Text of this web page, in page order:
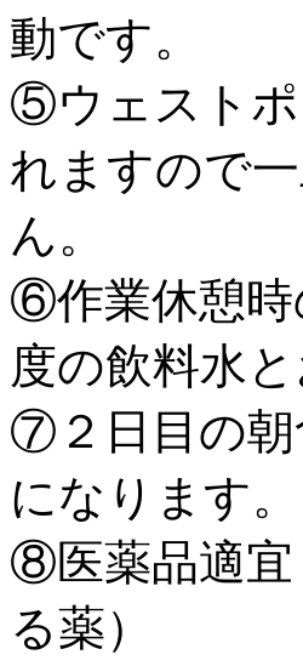
動です。
⑤ウェスト
れますので
ん。
⑥作業休憩時
度の飲料水
⑦２日目の朝
になります。
⑧医薬品適
る薬）